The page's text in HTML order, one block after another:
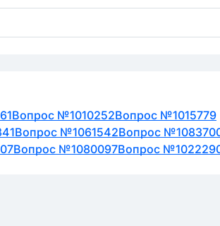
Вопрос №1010252Вопрос №1015779
Вопрос №1061542Вопрос
Вопрос №1080097Вопрос